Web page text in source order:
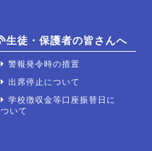
生徒・保護者の皆さんへ
警報発令時の措置
出席停止について
学校徴収金等口座振替日に
ついて